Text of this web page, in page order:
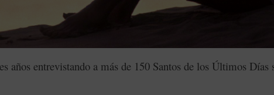
años entrevistando a más de 150 Santos de los Últimos Días